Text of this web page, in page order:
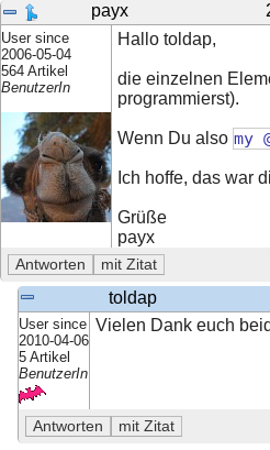
payx
User since
2006-05-04
564 Artikel
BenutzerIn
Hallo toldap,
die einzelnen
programmierst).
Wenn Du also my
Ich hoffe, das war
Grüße
payx
toldap
User since
2010-04-06
5 Artikel
BenutzerIn
Vielen Dank euch